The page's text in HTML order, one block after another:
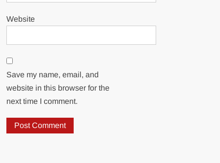
Website
Save my name, email, and
website in this browser for the
next time I comment.